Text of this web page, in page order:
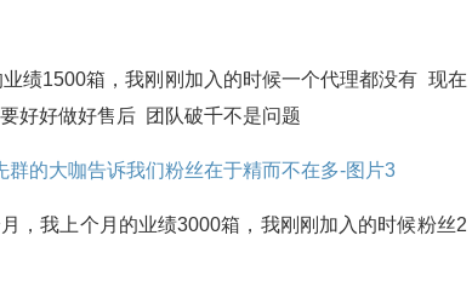
绩1500箱，我刚刚加入的时候一个代理都没有 现在
好好做好售后 团队破千不是问题
，我上个月的业绩3000箱，我刚刚加入的时候粉丝2